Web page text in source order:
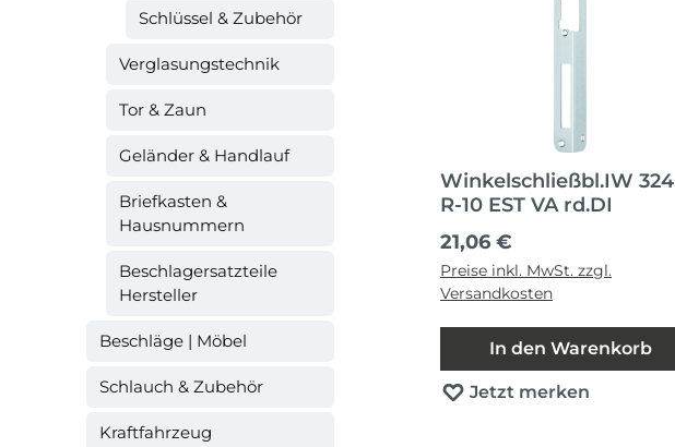
Schlüssel & Zubehör
Verglasungstechnik
Tor & Zaun
Geländer & Handlauf
Briefkasten &
Hausnummern
Beschlagersatzteile
Hersteller
Beschläge | Möbel
Schlauch & Zubehör
Kraftfahrzeug
Winkelschließbl.IW 324
R-10 EST VA rd.DI
Regulärer Preis:
21,06 €
Preise inkl. MwSt. zzgl.
Versandkosten
In den Warenkorb
Jetzt merken